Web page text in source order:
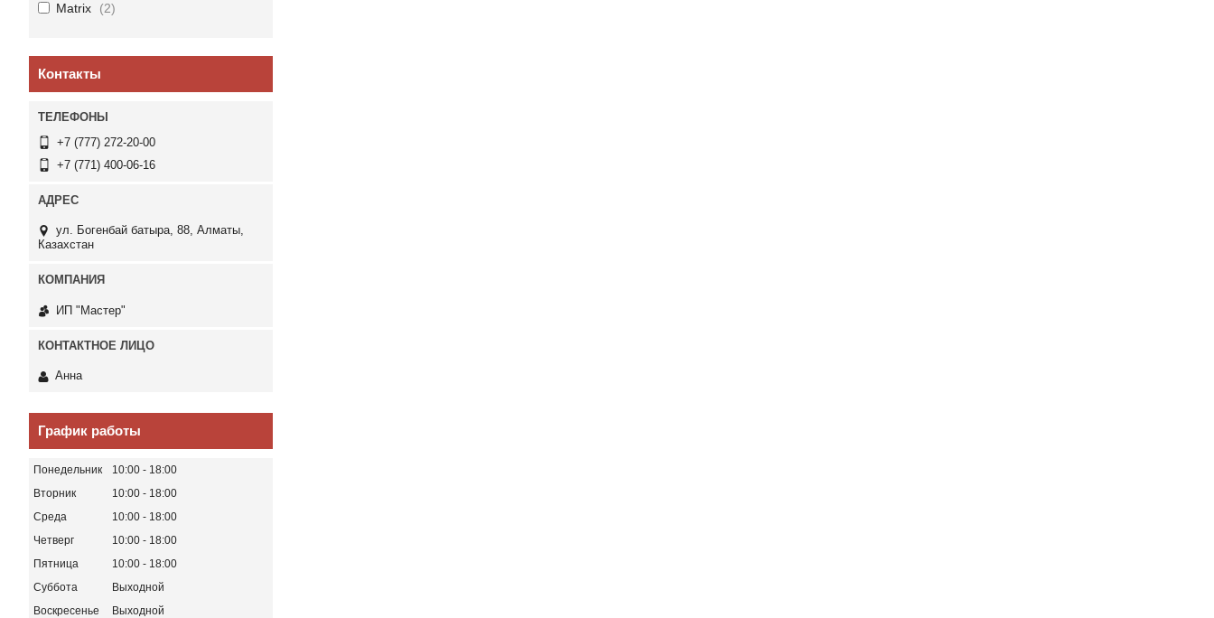
Matrix
2
Контакты
+7 (777) 272-20-00
+7 (771) 400-06-16
ул. Богенбай батыра, 88, Алматы,
Казахстан
ИП "Мастер"
Анна
График работы
Понедельник 10:00
18:00
Вторник
10:00
18:00
Среда
10:00
18:00
Четверг
10:00
18:00
Пятница
10:00
18:00
Суббота
Выходной
Воскресенье
Выходной